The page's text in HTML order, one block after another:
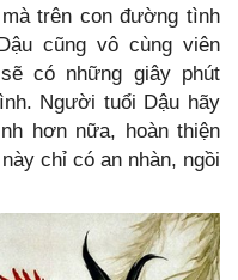
trên con đường tình
cũng vô cùng viên
có những giây phút
Người tuổi Dậu hãy
hơn nữa, hoàn thiện
chỉ có an nhàn, ngồi